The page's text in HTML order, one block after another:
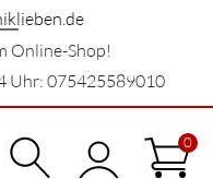
Online-Shop!
Uhr: 075425589010
0